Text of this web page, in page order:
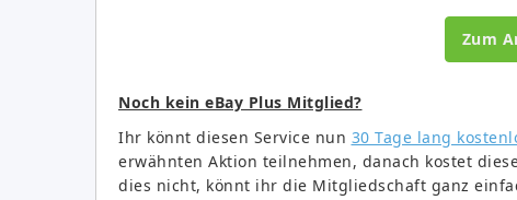
Zum
Noch kein eBay Plus Mitglied?
Ihr könnt diesen Service nun 30 Tage lang
erwähnten Aktion teilnehmen, danach kostet
dies nicht, könnt ihr die Mitgliedschaft ganz